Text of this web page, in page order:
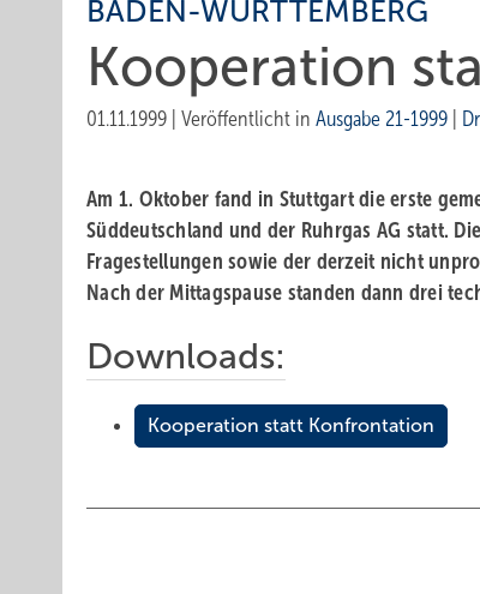
BADEN-WÜRTTEMBERG
Kooperation
01.11.1999 Veröffentlicht in Ausgabe 21-1999
Am 1. Oktober fand in Stuttgart die erste
Süddeutschland und der Ruhrgas AG statt.
Fragestellungen sowie der derzeit nicht
Nach der Mittagspause standen dann drei
Downloads:
Kooperation statt Konfrontation